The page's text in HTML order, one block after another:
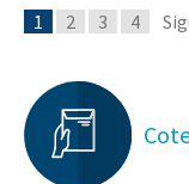
1 2 3 4